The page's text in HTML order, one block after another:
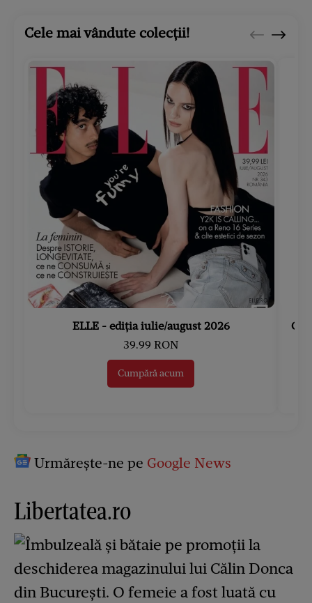
Cele mai vândute colecții!
ELLE - ediția iulie/august 2026
39.99 RON
Cumpără acum
Urmărește-ne pe Google News
Libertatea.ro